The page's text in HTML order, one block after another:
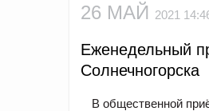
26 МАЙ 2021
Еженедельный
Солнечногорска
В общественной